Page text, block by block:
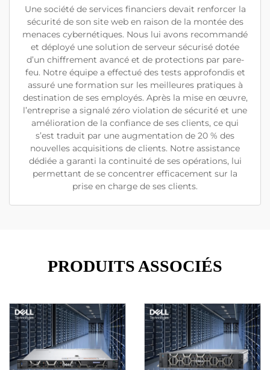
Une société de services financiers devait renforcer la
sécurité de son site web en raison de la montée des
menaces cybernétiques. Nous lui avons recommandé
et déployé une solution de serveur sécurisé dotée
d’un chiffrement avancé et de protections par pare-
feu. Notre équipe a effectué des tests approfondis et
assuré une formation sur les meilleures pratiques à
destination de ses employés. Après la mise en œuvre,
l’entreprise a signalé zéro violation de sécurité et une
amélioration de la confiance de ses clients, ce qui
s’est traduit par une augmentation de 20 % des
nouvelles acquisitions de clients. Notre assistance
dédiée a garanti la continuité de ses opérations, lui
permettant de se concentrer efficacement sur la
prise en charge de ses clients.
PRODUITS ASSOCIÉS